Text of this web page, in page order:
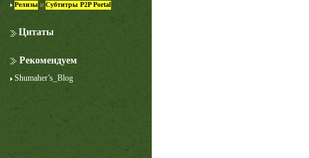
Релизы и Субтитры P2P Portal
Цитаты
Рекомендуем
Shumaher’s_Blog